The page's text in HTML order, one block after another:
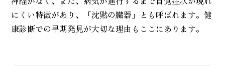
にくい特徴があり、「沈黙の臓器」とも呼ばれます。健
康診断での早期発見が大切な理由もここにあります。